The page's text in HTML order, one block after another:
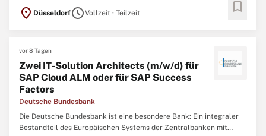
location_on DüsseldorfscheduleVollzeit · Teilzeit bookmark
vor 8 Tagen
Zwei IT-Solution Architects (m/w/d) für
SAP Cloud ALM oder für SAP Success
Factors
Deutsche Bundesbank
Die Deutsche Bundesbank ist eine besondere Bank: Ein integraler
Bestandteil des Europäischen Systems der Zentralbanken mit